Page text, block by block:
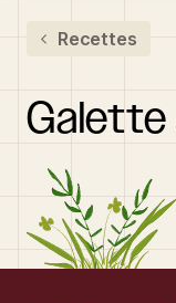
Rechercher un
Recettes
Galette